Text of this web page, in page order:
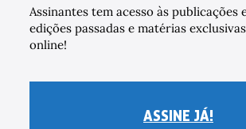
Assinantes tem acesso às publicações
edições passadas e matérias
online!
ASSINE JÁ!